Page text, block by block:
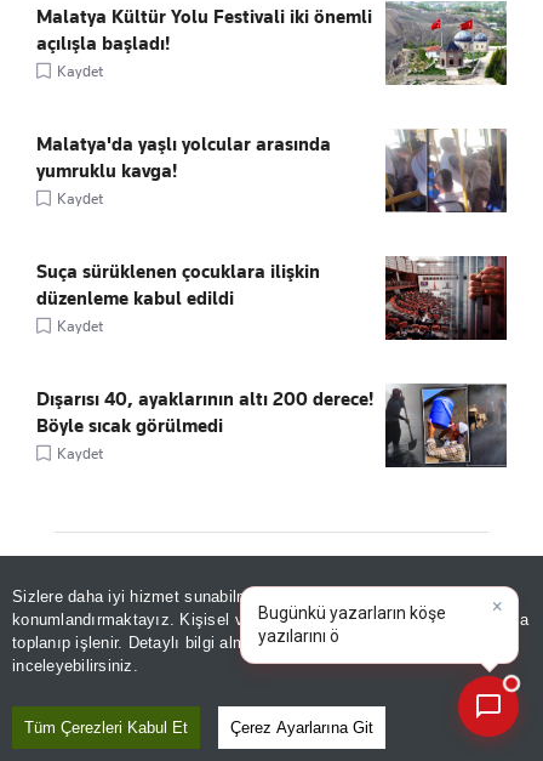
Sizlere daha iyi hizmet sunabilmek adına sitemizde
konumlandırmaktayız. Kişisel verileriniz, KVKK ve GDPR kapsamında
toplanıp işlenir. Detaylı bilgi almak içinAydınlatma Metnimizi
inceleyebilirsiniz.
Tüm Çerezleri Kabul Et Çerez Ayarlarına Git
Malatya Kültür Yolu Festivali iki önemli
açılışla başladı!
Kaydet
Malatya'da yaşlı yolcular arasında
yumruklu kavga!
Kaydet
Suça sürüklenen çocuklara ilişkin
düzenleme kabul edildi
Kaydet
Dışarısı 40, ayaklarının altı 200 derece!
Böyle sıcak görülmedi
Kaydet
ÖNE ÇIKANLAR ×
Bugünkü yazarların köşe
yazılarını özetleyin!